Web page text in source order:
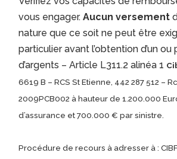
vous engager.Aucun versement
nature que ce soit ne peut être
particulier avant l’obtention d’un ou
d’argents – Article L311.2 alinéa 1
6619 B – RCS St Etienne, 442 287 512 –
2009PCB002 à hauteur de 1.200.000
d’assurance et 700.000 € par sinistre.
Procédure de recours à adresser à :